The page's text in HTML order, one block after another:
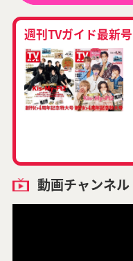
週刊TVガイド最新号
動画チャンネル